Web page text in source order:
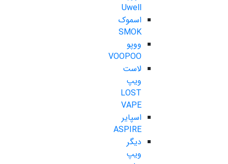
Uwell
اسموک
SMOK
ووپو
VOOPOO
لاست
ویپ
LOST
VAPE
اسپایر
ASPIRE
دیگر
ویپ